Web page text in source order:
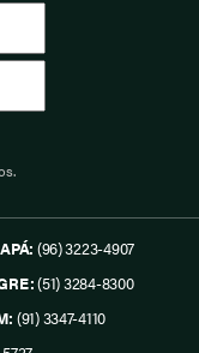
(96) 3223-4907
(51) 3284-8300
(91) 3347-4110